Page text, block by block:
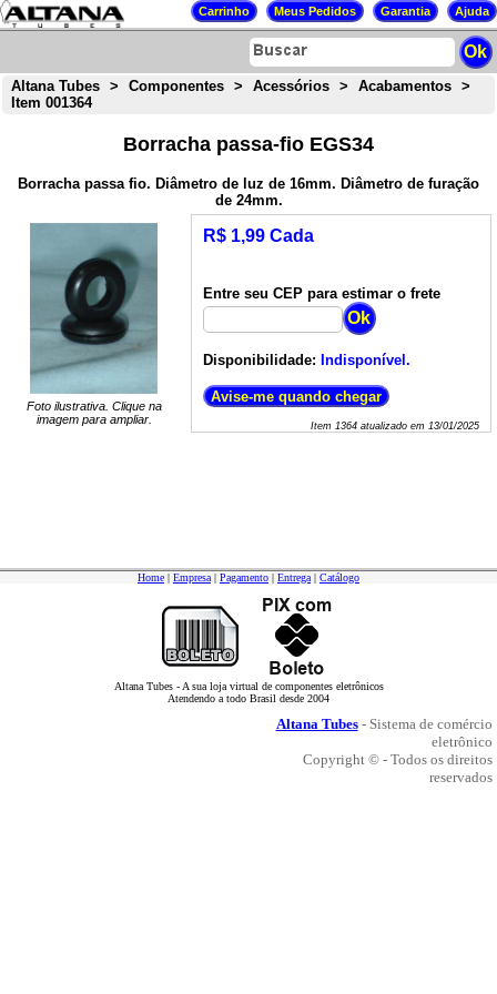
Altana Tubes > Componentes > Acessórios > Acabamentos
>
Item 001364
Borracha passa-fio EGS34
Borracha passa fio. Diâmetro de luz de 16mm. Diâmetro de furação
de 24mm.
Foto ilustrativa. Clique na
imagem para ampliar.
R$ 1,99 Cada
Entre seu CEP para estimar o frete
Disponibilidade: Indisponível.
Item 1364atualizado em 13/01/2025
Home | Empresa | Pagamento | Entrega | Catálogo
Altana Tubes - A sua loja virtual de componentes eletrônicos
Atendendo a todo Brasil desde 2004
Altana Tubes- Sistema de comércio
eletrônico
Copyright © - Todos os direitos
reservados